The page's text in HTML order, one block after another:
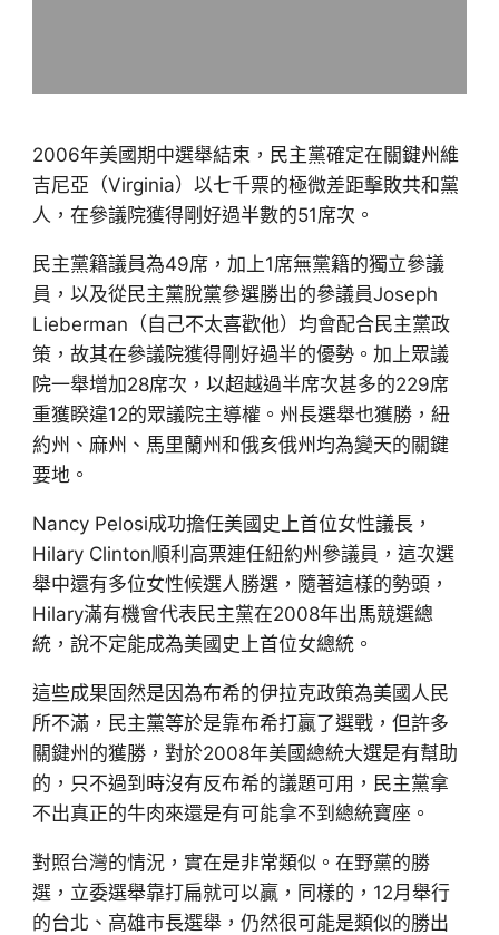
2006年美國期中選舉結束，民主黨確定在關鍵州維
吉尼亞（Virginia）以七千票的極微差距擊敗共和黨
人，在參議院獲得剛好過半數的51席次。
民主黨籍議員為49席，加上1席無黨籍的獨立參議
員，以及從民主黨脫黨參選勝出的參議員Joseph
Lieberman（自己不太喜歡他）均會配合民主黨政
策，故其在參議院獲得剛好過半的優勢。加上眾議
院一舉增加28席次，以超越過半席次甚多的229席
重獲睽違12的眾議院主導權。州長選舉也獲勝，紐
約州、麻州、馬里蘭州和俄亥俄州均為變天的關鍵
要地。
Nancy Pelosi成功擔任美國史上首位女性議長，
Hilary Clinton順利高票連任紐約州參議員，這次選
舉中還有多位女性候選人勝選，隨著這樣的勢頭，
Hilary滿有機會代表民主黨在2008年出馬競選總
統，說不定能成為美國史上首位女總統。
這些成果固然是因為布希的伊拉克政策為美國人民
所不滿，民主黨等於是靠布希打贏了選戰，但許多
關鍵州的獲勝，對於2008年美國總統大選是有幫助
的，只不過到時沒有反布希的議題可用，民主黨拿
不出真正的牛肉來還是有可能拿不到總統寶座。
對照台灣的情況，實在是非常類似。在野黨的勝
選，立委選舉靠打扁就可以贏，同樣的，12月舉行
的台北、高雄市長選舉，仍然很可能是類似的勝出